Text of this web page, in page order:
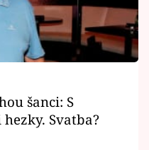
šanci: S
Svatba?